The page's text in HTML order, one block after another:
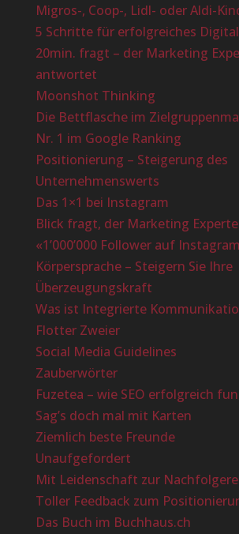
Migros-, Coop-, Lidl- oder Aldi-
5 Schritte für erfolgreiches
20min. fragt – der Marketing
antwortet
Moonshot Thinking
Die Bettflasche im
Nr. 1 im Google Ranking
Positionierung – Steigerung des
Unternehmenswerts
Das 1×1 bei Instagram
Blick fragt, der Marketing
«1’000’000 Follower auf
Körpersprache – Steigern Sie Ihre
Überzeugungskraft
Was ist Integrierte
Flotter Zweier
Social Media Guidelines
Zauberwörter
Fuzetea – wie SEO erfolgreich
Sag’s doch mal mit Karten
Ziemlich beste Freunde
Unaufgefordert
Mit Leidenschaft zur
Toller Feedback zum
Das Buch im Buchhaus.ch